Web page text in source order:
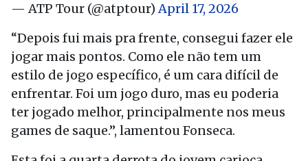
— ATP Tour (@atptour)April 17, 2026
“Depois fui mais pra frente, consegui fazer ele
jogar mais pontos. Como ele não tem um
estilo de jogo específico, é um cara difícil de
enfrentar. Foi um jogo duro, mas eu poderia
ter jogado melhor, principalmente nos meus
games de saque.”, lamentou Fonseca.